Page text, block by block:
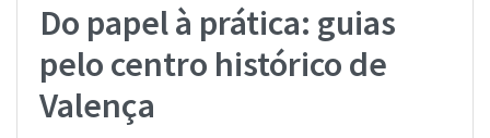
Do papel à prática: guias
pelo centro histórico de
Valença